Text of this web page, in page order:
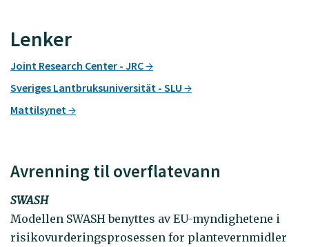
Lenker
Joint Research Center - JRC
Sveriges Lantbruksuniversität - SLU
Mattilsynet
Avrenning til overflatevann
SWASH
Modellen SWASH benyttes av EU-myndighetene i
risikovurderingsprosessen for plantevernmidler